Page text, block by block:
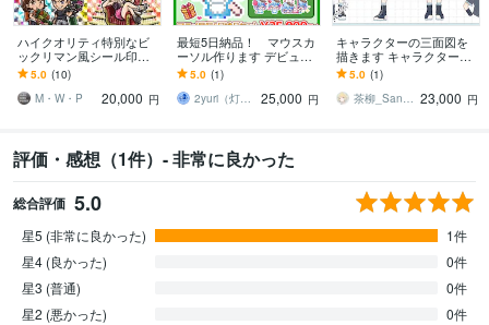
ハイクオリティ特別なビ
ックリマン風シール印刷
します 7種のホログラムか
ら選択可能・通常シール
より厚手の高品質仕様
5.0 (10)
M・W・P
20,000 円
最短5日納品！ マウスカ
ーソル作ります デビュ
ー・生誕祭・新衣装のデ
ジタルグッズに！お急ぎ
の方向け
5.0 (1)
2yuri（灯彩堂つゆり）
25,000 円
キャラクターの三面図を
描きます キャラクター資
料としてのご活用にいか
がでしょうか
5.0 (1)
茶柳_Sanagi 23,000 円
評価・感想（1件）- 非常に良かった
総合評価 5.0
星5 (非常に良かった)
1件
星4 (良かった)
0件
星3 (普通)
0件
星2 (悪かった)
0件